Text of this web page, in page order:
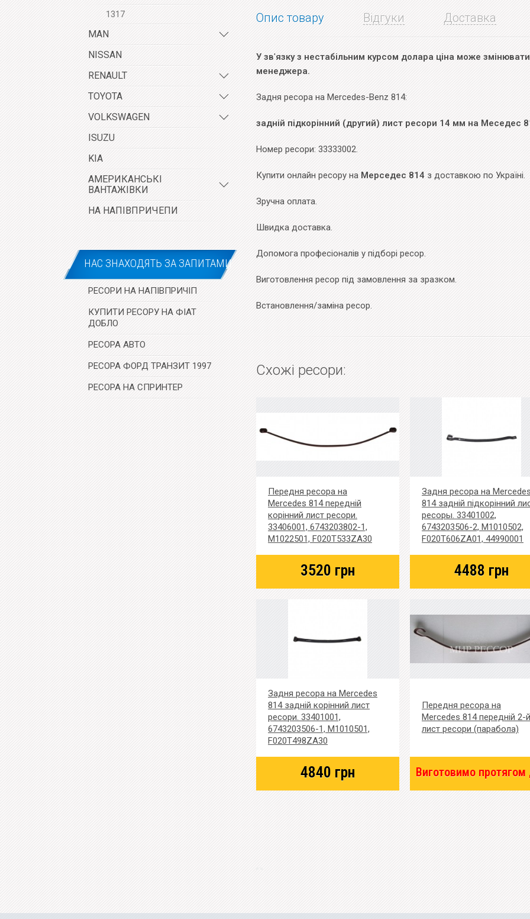
1317
MAN
NISSAN
RENAULT
TOYOTA
VOLKSWAGEN
ISUZU
KIA
АМЕРИКАНСЬКІ
ВАНТАЖІВКИ
НА НАПІВПРИЧЕПИ
НАС ЗНАХОДЯТЬ ЗА ЗАПИТАМИ
РЕСОРИ НА НАПІВПРИЧІП
КУПИТИ РЕСОРУ НА ФІАТ
ДОБЛО
РЕСОРА АВТО
РЕСОРА ФОРД ТРАНЗИТ 1997
РЕСОРА НА СПРИНТЕР
Опис товару Відгуки Доставка
У зв'язку з нестабільним курсом долара ціна може
менеджера.
Задня ресора на Mercedes-Benz 814:
задній підкорінний (другий) лист ресори 14 мм на Меседес
Номер ресори: 33333002.
Купити онлайн ресору на Мерседес 814 з доставкою по Україні.
Зручна оплата.
Швидка доставка.
Допомога професіоналів у підборі ресор.
Виготовлення ресор під замовлення за зразком.
Встановлення/заміна ресор.
Схожі ресори:
Передня ресора на
Mercedes 814 передній
корінний лист ресори.
33406001, 6743203802-1,
M1022501, F020T533ZA30
3520 грн
Задня ресора на
814 задній підкорінний
ресоры. 33401002,
6743203506-2, M1010502,
F020T606ZA01, 44990001
4488 грн
Задня ресора на Mercedes
814 задній корінний лист
ресори. 33401001,
6743203506-1, M1010501,
F020T498ZA30
4840 грн
Передня ресора на
Mercedes 814 передній 2-й
лист ресори (парабола)
Виготовимо протягом